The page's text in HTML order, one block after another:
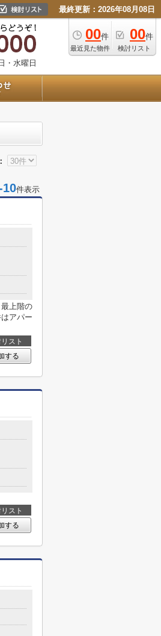
最終更新：2026年08月08日
00件
最近見た物件
00件
検討リスト
・水曜日
件表示
上階の
アパー
スト
する
スト
する